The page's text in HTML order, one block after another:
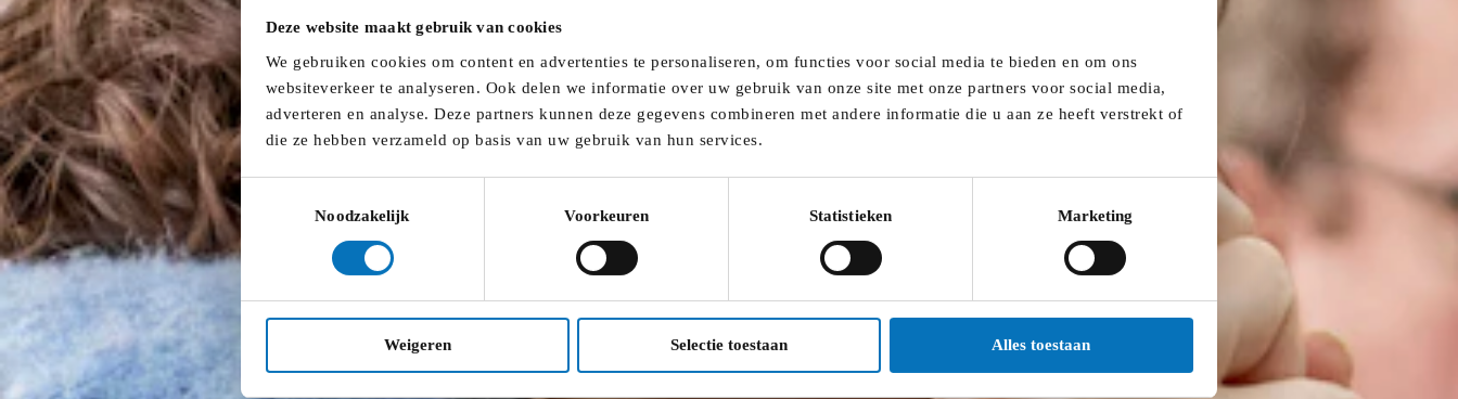
Deze website maakt gebruik van cookies
We gebruiken cookies om content en advertenties te personaliseren, om functies voor social media te bieden en om ons
websiteverkeer te analyseren. Ook delen we informatie over uw gebruik van onze site met onze partners voor social media,
adverteren en analyse. Deze partners kunnen deze gegevens combineren met andere informatie die u aan ze heeft verstrekt of
die ze hebben verzameld op basis van uw gebruik van hun services.
Noodzakelijk
Voorkeuren Statistieken Marketing
Weigeren Selectie toestaan Alles toestaan